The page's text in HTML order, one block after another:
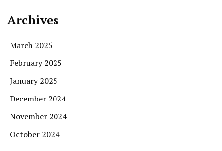
Archives
March 2025
February 2025
January 2025
December 2024
November 2024
October 2024